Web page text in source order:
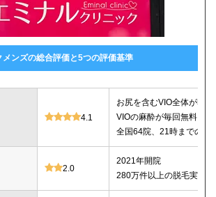
メンズの総合評価と5つの評価基準
4.1
お尻を含むVIO全体が5回
VIOの麻酔が毎回無料
全国64院、21時までの診
2.0
2021年開院
280万件以上の脱毛実績